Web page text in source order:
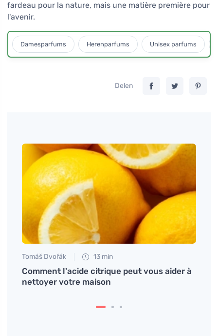
fardeau pour la nature, mais une matière première pour
l'avenir.
Damesparfums Herenparfums Unisex parfums
Delen
Tomáš Dvořák 13 min
Comment l'acide citrique peut vous aider à
nettoyer votre maison